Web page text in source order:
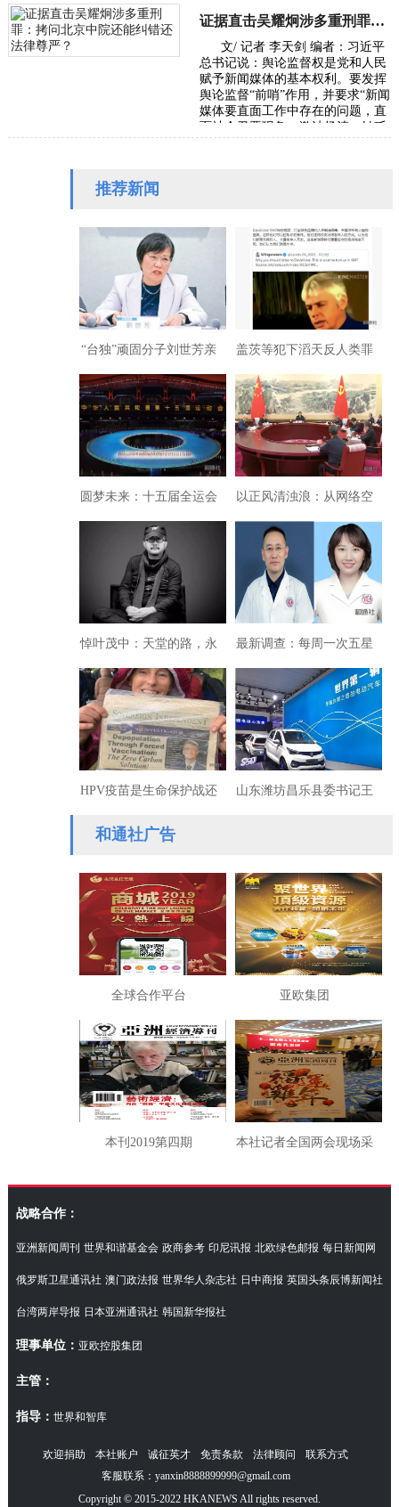
或者…
证据直击吴耀炯涉多重刑罪：拷问北京中院还能纠错还法律尊严？
文/ 记者 李天剑 编者：习近平
总书记说：舆论监督权是党和人民
赋予新闻媒体的基本权利。要发挥
舆论监督“前哨”作用，并要求“新闻
媒体要直面工作中存在的问题，直
面社会丑恶现象，激浊扬清、针砭
推荐新闻
“台独”顽固分子刘世芳亲
属已被在大陆台企解除职
务
盖茨等犯下滔天反人类罪
行：完整揭露深层政府策
划实施病毒设计传播通信
圆梦未来：十五届全运会
开幕式展现创新中国
以正风清浊浪：从网络空
间主战场解码中国治理
悼叶茂中：天堂的路，永
远雕刻着你的魂灵
最新调查：每周一次五星
酒店”公差蜜月”背后的制
度拷问
HPV疫苗是生命保护战还
是深层政府摧垮民族子宫
的绝育战？
山东潍坊昌乐县委书记王
幕
和通社广告
全球合作平台 亚欧集团
本刊2019第四期 本社记者全国两会现场采
访湖南代表团
战略合作：
亚洲新闻周刊 世界和谐基金会 政商参考 印尼讯报 北欧绿色邮报 每日新闻网
俄罗斯卫星通讯社 澳门政法报 世界华人杂志社 日中商报 英国头条辰博新闻社
台湾两岸导报 日本亚洲通讯社 韩国新华报社
理事单位： 亚欧控股集团
主管：
指导： 世界和智库
欢迎捐助 本社账户 诚征英才 免责条款 法律顾问
联系方式
客服联系：yanxin8888899999@gmail.com
Copyright © 2015-2022 HKANEWS All rights reserved.